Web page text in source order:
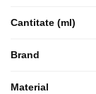
Cantitate (ml)
Brand
Material